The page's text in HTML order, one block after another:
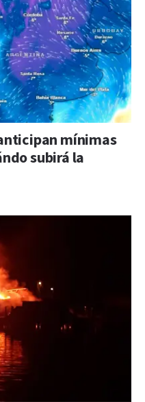
mínimas
subirá la